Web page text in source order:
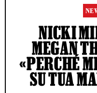
NICKI
MEGAN
«PERCHÉ
SU TUA